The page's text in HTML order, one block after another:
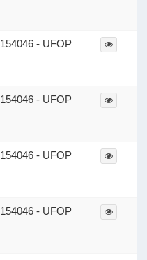
154046 - UFOP
154046 - UFOP
154046 - UFOP
154046 - UFOP